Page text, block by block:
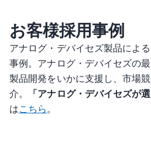
お客様採用事例
アナログ・デバイセズ製品によ
事例。アナログ・デバイセズの
製品開発をいかに支援し、市場
介。
「アナログ・デバイセズが
はこちら。